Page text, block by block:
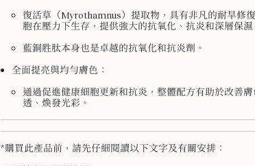
復活草（Myrothamnus）提取物，具有非凡的耐旱修
胞在壓力下生存，提供強大的抗氧化、抗炎和深層保濕
藍銅胜肽本身也是卓越的抗氧化和抗炎劑。
全面提亮與均勻膚色：
通過促進健康細胞更新和抗炎，整體配方有助於改善
透、煥發光彩。
*購買此產品前，請先仔細閱讀以下文字及有關安排：